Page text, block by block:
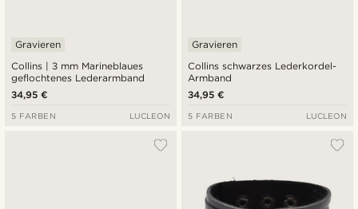
Collins | 3 mm Marineblaues
geflochtenes Lederarmband
Gravieren
34,95 €
5 FARBEN LUCLEON
Collins schwarzes Lederkordel-
Armband
Gravieren
34,95 €
5 FARBEN LUCLEON